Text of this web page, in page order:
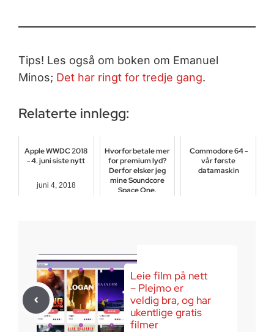
Tips! Les også om boken om Emanuel
Minos; Det har ringt for tredje gang.
Relaterte innlegg:
Apple WWDC 2018
- 4. juni siste nytt
juni 4, 2018
Hvorfor betale mer
for premium lyd?
Derfor elsker jeg
mine Soundcore
Space One.
Commodore 64 -
vår første
datamaskin
Leie film på nett
– Plejmo er
veldig bra, og har
ukentlige gratis
filmer